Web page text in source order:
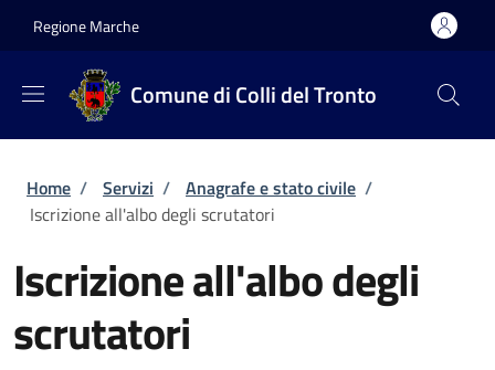
Regione Marche
Comune di Colli del Tronto
Briciole di pane
Home / Servizi / Anagrafe e stato civile /
Iscrizione all'albo degli scrutatori
Iscrizione all'albo degli
scrutatori